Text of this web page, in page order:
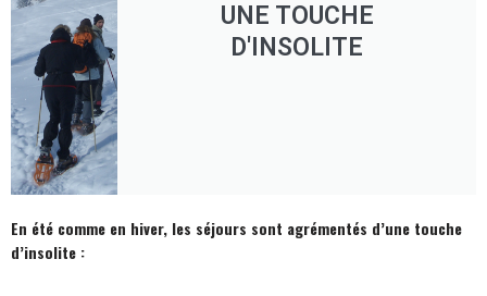
UNE TOUCHE
D'INSOLITE
En été comme en hiver, les séjours sont agrémentés d’une touche
d’insolite :